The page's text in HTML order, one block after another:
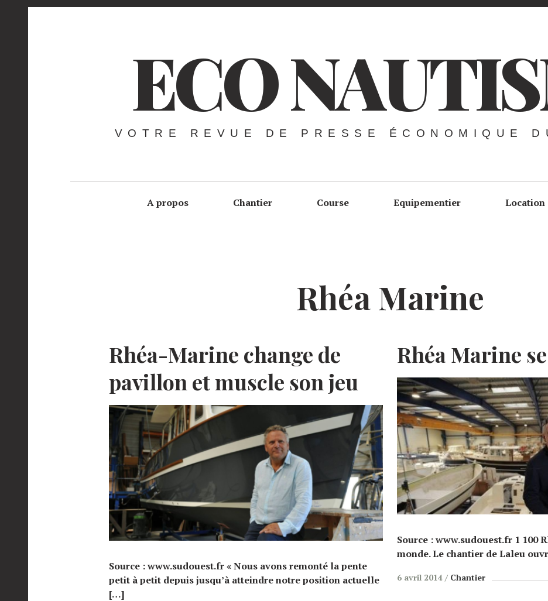
ECO
VOTRE REVUE DE PRESSE ÉCONOMIQUE
A propos Chantier Course Equipementier Location
Rhéa Marine
Rhéa-Marine change de
pavillon et muscle son jeu
E
Source : www.sudouest.fr « Nous avons remonté la pente
petit à petit depuis jusqu’à atteindre notre position actuelle
[…]
Rhéa Marine
Source : www.sudouest.fr 1 100
monde. Le chantier de Laleu
6 avril 2014 Chantier